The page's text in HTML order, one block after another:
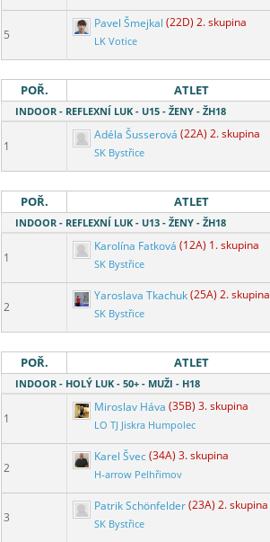
5
Pavel Šmejkal (22D) 2. skupina
LK Votice
POŘ. ATLET
INDOOR - REFLEXNÍ LUK - U15 - ŽENY - ŽH18
1
Adéla Šusserová (22A) 2. skupina
SK Bystřice
POŘ. ATLET
INDOOR - REFLEXNÍ LUK - U13 - ŽENY - ŽH18
1
Karolína Fatková (12A) 1. skupina
SK Bystřice
2
Yaroslava Tkachuk(25A) 2. skupina
SK Bystřice
POŘ. ATLET
INDOOR - HOLÝ LUK - 50+ - MUŽI - H18
1
Miroslav Háva (35B) 3. skupina
LO TJ Jiskra Humpolec
2
Karel Švec(34A) 3. skupina
H-arrow Pelhřimov
3
Patrik Schönfelder(23A) 2. skupina
SK Bystřice